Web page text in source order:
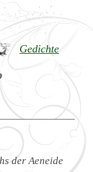
Gedichte
der Aeneide